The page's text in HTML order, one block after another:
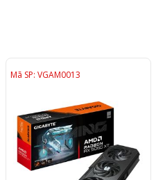
Mã SP: VGAM0013